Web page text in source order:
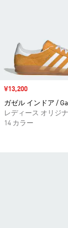
セール価格
¥13,200
ガゼル インドア /
レディース オリジ
14 カラー